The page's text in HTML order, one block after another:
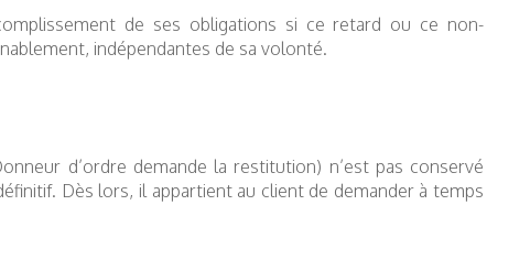
de ses obligations si ce retard ou ce non-
indépendantes de sa volonté.
d’ordre demande la restitution) n’est pas conservé
Dès lors, il appartient au client de demander à temps